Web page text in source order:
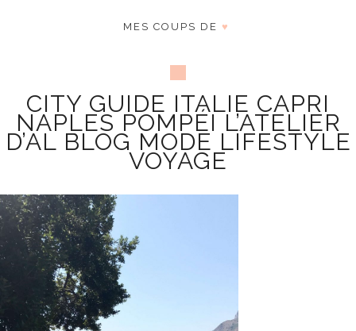
MES COUPS DE ♥
CITY GUIDE ITALIE CAPRI
NAPLES POMPÉI L’ATELIER
D’AL BLOG MODE LIFESTYLE
VOYAGE